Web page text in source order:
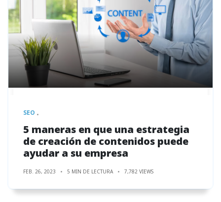
SEO
5 maneras en que una estrategia
de creación de contenidos puede
ayudar a su empresa
FEB. 26, 2023 5 MIN DE LECTURA 7,782 VIEWS